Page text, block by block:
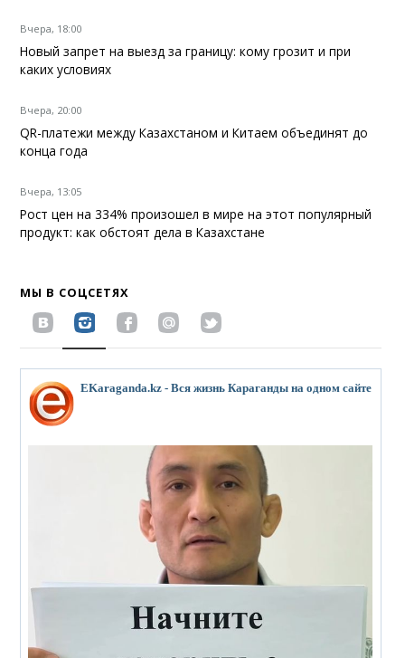
Вчера, 18:00
Новый запрет на выезд за границу: кому грозит и при
каких условиях
Вчера, 20:00
QR-платежи между Казахстаном и Китаем объединят до
конца года
Вчера, 13:05
Рост цен на 334% произошел в мире на этот популярный
продукт: как обстоят дела в Казахстане
МЫ В СОЦСЕТЯХ
EKaraganda.kz - Вся жизнь Караганды на одном сайте